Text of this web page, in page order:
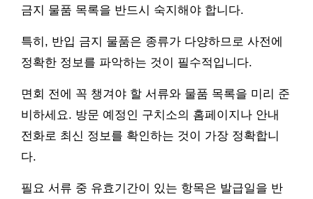
금지 물품 목록을 반드시 숙지해야 합니다.
특히, 반입 금지 물품은 종류가 다양하므로 사전에
정확한 정보를 파악하는 것이 필수적입니다.
면회 전에 꼭 챙겨야 할 서류와 물품 목록을 미리 준
비하세요. 방문 예정인 구치소의 홈페이지나 안내
전화로 최신 정보를 확인하는 것이 가장 정확합니
다.
필요 서류 중 유효기간이 있는 항목은 발급일을 반